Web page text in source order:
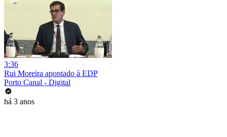
3:36
Rui Moreira apontado à EDP
Porto Canal - Digital
há 3 anos